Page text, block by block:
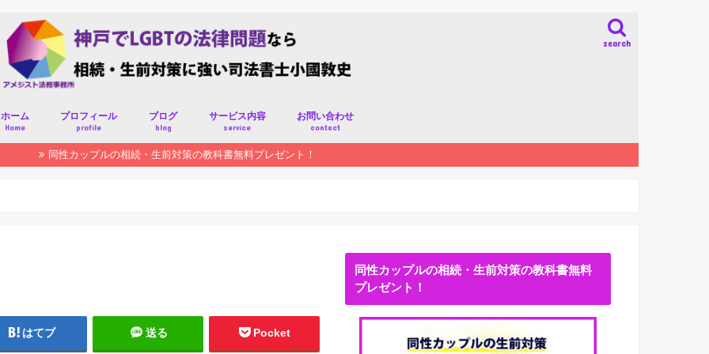
search
ホーム
Home
プロフィール
profile
ブログ
blog
サービス内容
service
お問い合わせ
contact
同性カップルの相続・生前対策の教科書無料プレゼント！
はてブ 送る Pocket
同性カップルの相続・生前対策の教科書無料
プレゼント！